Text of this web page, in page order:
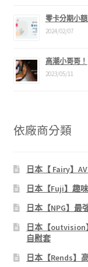
零卡分期小
2024/02/07
高潮小哥哥！
2023/05/11
依廠商分類
日本【 Fairy】
日本【Fuji】趣
日本【NPG】最
日本【outvision
自慰套
日本【Rends】